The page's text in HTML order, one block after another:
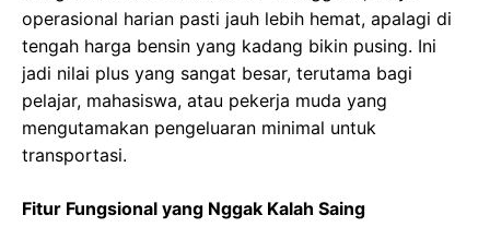
operasional harian pasti jauh lebih hemat, apalagi di
tengah harga bensin yang kadang bikin pusing. Ini
jadi nilai plus yang sangat besar, terutama bagi
pelajar, mahasiswa, atau pekerja muda yang
mengutamakan pengeluaran minimal untuk
transportasi.
Fitur Fungsional yang Nggak Kalah Saing